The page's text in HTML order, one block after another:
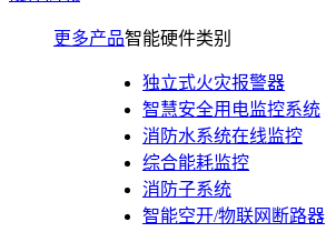
更多产品智能硬件类别
独立式火灾报警器
智慧安全用电监控系统
消防水系统在线监控
综合能耗监控
消防子系统
智能空开/物联网断路器